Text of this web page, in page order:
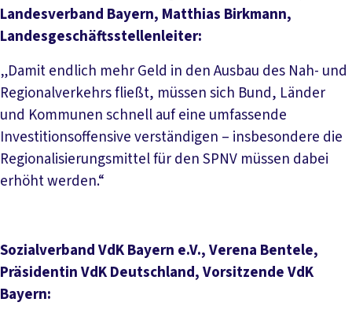
Landesverband Bayern, Matthias Birkmann,
Landesgeschäftsstellenleiter:
„Damit endlich mehr Geld in den Ausbau des Nah- und
Regionalverkehrs fließt, müssen sich Bund, Länder
und Kommunen schnell auf eine umfassende
Investitionsoffensive verständigen – insbesondere die
Regionalisierungsmittel für den SPNV müssen dabei
erhöht werden.“
Sozialverband VdK Bayern e.V., Verena Bentele,
Präsidentin VdK Deutschland, Vorsitzende VdK
Bayern: